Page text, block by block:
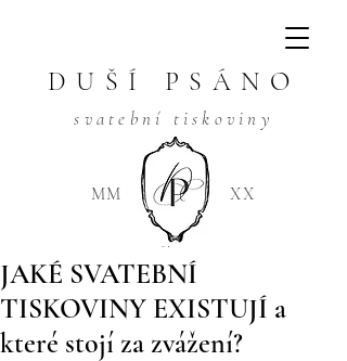
DUŠÍ PSÁNO
MM XX
svatební tiskoviny
JAKÉ SVATEBNÍ
TISKOVINY EXISTUJÍ a
které stojí za zvážení?